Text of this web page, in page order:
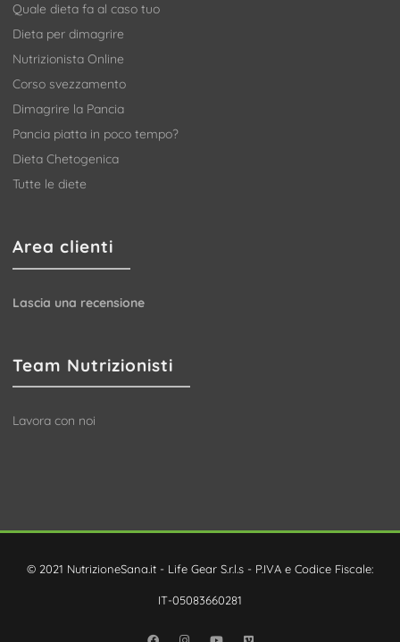
Quale dieta fa al caso tuo
Dieta per dimagrire
Nutrizionista Online
Corso svezzamento
Dimagrire la Pancia
Pancia piatta in poco tempo?
Dieta Chetogenica
Tutte le diete
Area clienti
Lascia una recensione
Team Nutrizionisti
Lavora con noi
© 2021 NutrizioneSana.it - Life Gear S.r.l.s - P.IVA e Codice Fiscale:
IT-05083660281